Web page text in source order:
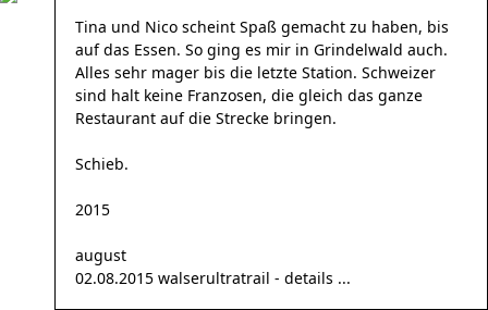
Tina und Nico scheint Spaß gemacht zu haben, bis
auf das Essen. So ging es mir in Grindelwald auch.
Alles sehr mager bis die letzte Station. Schweizer
sind halt keine Franzosen, die gleich das ganze
Restaurant auf die Strecke bringen.
Schieb.
2015
august
02.08.2015 walserultratrail - details ...